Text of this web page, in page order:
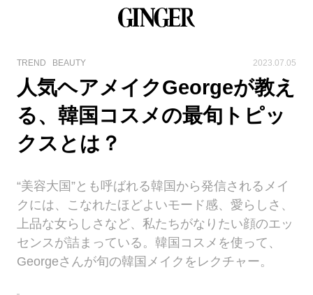
TREND BEAUTY 2023.07.05
人気ヘアメイクGeorgeが教え
る、韓国コスメの最旬トピッ
クスとは？
“美容大国”とも呼ばれる韓国から発信されるメイ
クには、こなれたほどよいモード感、愛らしさ、
上品な女らしさなど、私たちがなりたい顔のエッ
センスが詰まっている。韓国コスメを使って、
Georgeさんが旬の韓国メイクをレクチャー。